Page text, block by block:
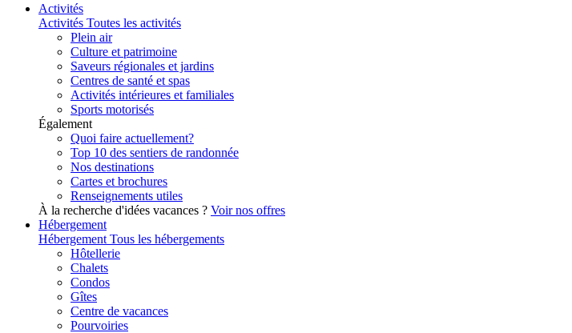
Activités
Activités Toutes les activités
Plein air
Culture et patrimoine
Saveurs régionales et jardins
Centres de santé et spas
Activités intérieures et familiales
Sports motorisés
Également
Quoi faire actuellement?
Top 10 des sentiers de randonnée
Nos destinations
Cartes et brochures
Renseignements utiles
À la recherche d'idées vacances ? Voir nos offres
Hébergement
Hébergement Tous les hébergements
Hôtellerie
Chalets
Condos
Gîtes
Centre de vacances
Pourvoiries